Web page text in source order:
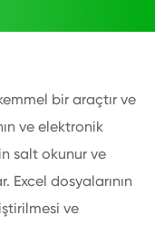
bir araçtır ve
ve elektronik
salt okunur ve
dosyalarının
ve